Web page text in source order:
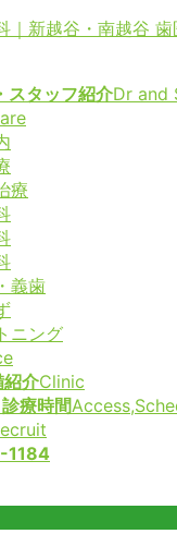
スタッフ紹介Dr and
療
義歯
ニング
紹介Clinic
療時間